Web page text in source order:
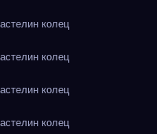
колец
колец
колец
колец